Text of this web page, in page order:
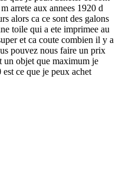
arrete aux annees 1920 d
alors ca ce sont des galons
toile qui a ete imprimee au
et ca coute combien il y a
pouvez nous faire un prix
un objet que maximum je
ce que je peux achet